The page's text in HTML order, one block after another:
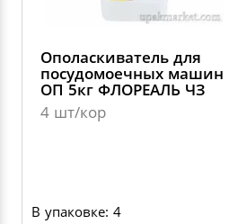
Ополаскиватель для
посудомоечных машин
ОП 5кг ФЛОРЕАЛЬ ЧЗ
4 шт/кор
В упаковке: 4